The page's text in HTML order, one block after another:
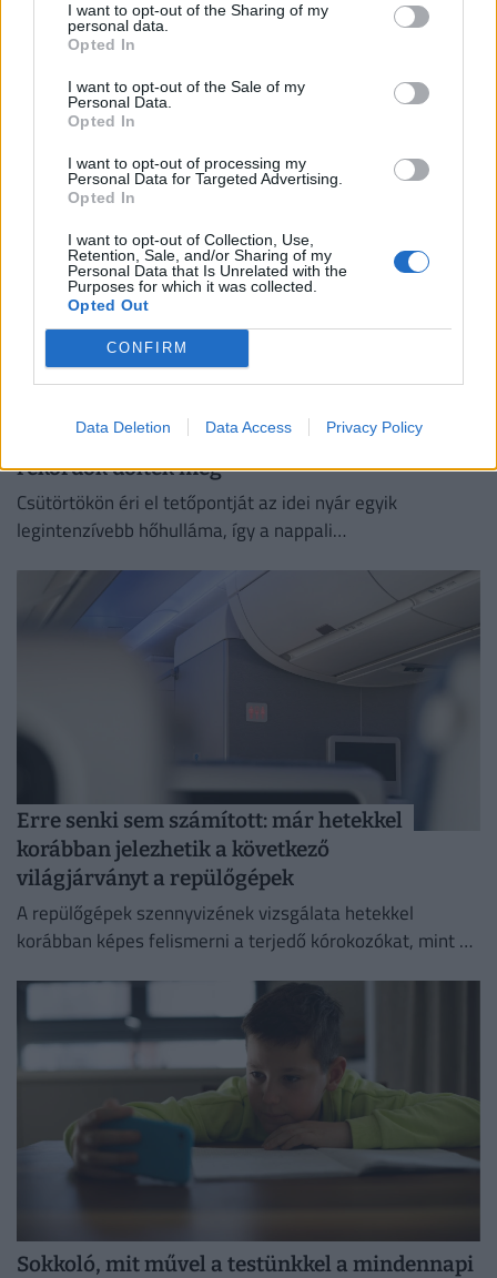
I want to opt-out of the Sharing of my
personal data.
Opted In
I want to opt-out of the Sale of my
Personal Data.
Opted In
I want to opt-out of processing my
Personal Data for Targeted Advertising.
Opted In
I want to opt-out of Collection, Use,
Retention, Sale, and/or Sharing of my
Personal Data that Is Unrelated with the
Purposes for which it was collected.
Opted Out
CONFIRM
Data Deletion Data Access Privacy Policy
csökkentik a hőségriadót - ekkortól
érkezhet az enyülés
A hőség miatt továbbra is fokozott a szabadtéri tüzek
kialakulásának veszélye.
csap le Magyarországra, történelmi
rekordok dőltek meg
Csütörtökön éri el tetőpontját az idei nyár egyik
legintenzívebb hőhulláma, így a nappali
Erre senki sem számított: már hetekkel
korábban jelezhetik a következő
világjárványt a repülőgépek
A repülőgépek szennyvizének vizsgálata hetekkel
korábban képes felismerni a terjedő kórokozókat, mint a
Sokkoló, mit művel a testünkkel a mindennapi